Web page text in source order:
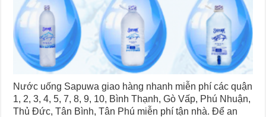
Nước uống Sapuwa giao hàng nhanh miễn phí các quận
1, 2, 3, 4, 5, 7, 8, 9, 10, Bình Thạnh, Gò Vấp, Phú Nhuận,
Thủ Đức, Tân Bình, Tân Phú miễn phí tận nhà. Để an